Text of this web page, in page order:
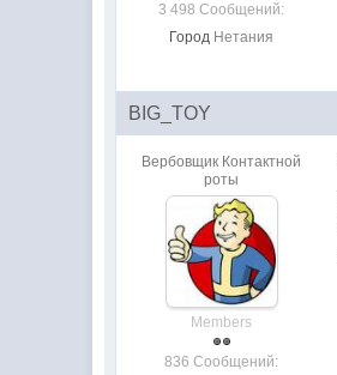
3 498 Сообщений:
Город Нетания
BIG_TOY
Вербовщик Контактной
роты
Members
836 Сообщений: